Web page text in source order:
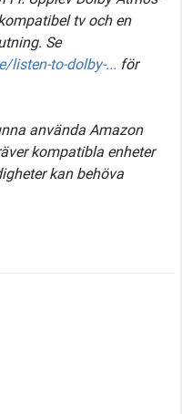
tv och en
Se
listen-to-dolby-... för
använda Amazon
kompatibla enheter
kan behöva